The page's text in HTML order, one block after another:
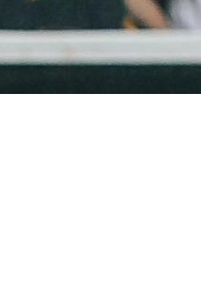
detonam diretoria e pedem